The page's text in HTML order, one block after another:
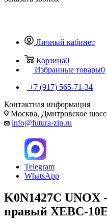
Личный кабинет
Корзина0
Избранные товары0
+7 (917) 565-71-34
Контактная информация
Москва, Дмитровское
info@futura-zip.ru
Telegram
WhatsApp
K0N1427C UNOX
правый XEBC-